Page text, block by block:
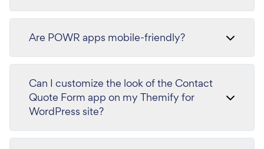
Are POWR apps mobile-friendly?
Can I customize the look of the Contact
Quote Form app on my Themify for
WordPress site?